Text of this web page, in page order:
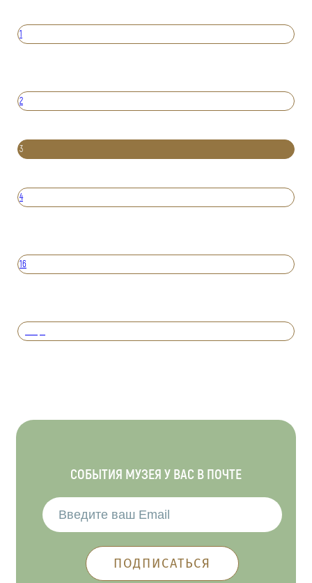
1
2
3
4
16
СОБЫТИЯ МУЗЕЯ У ВАС В ПОЧТЕ